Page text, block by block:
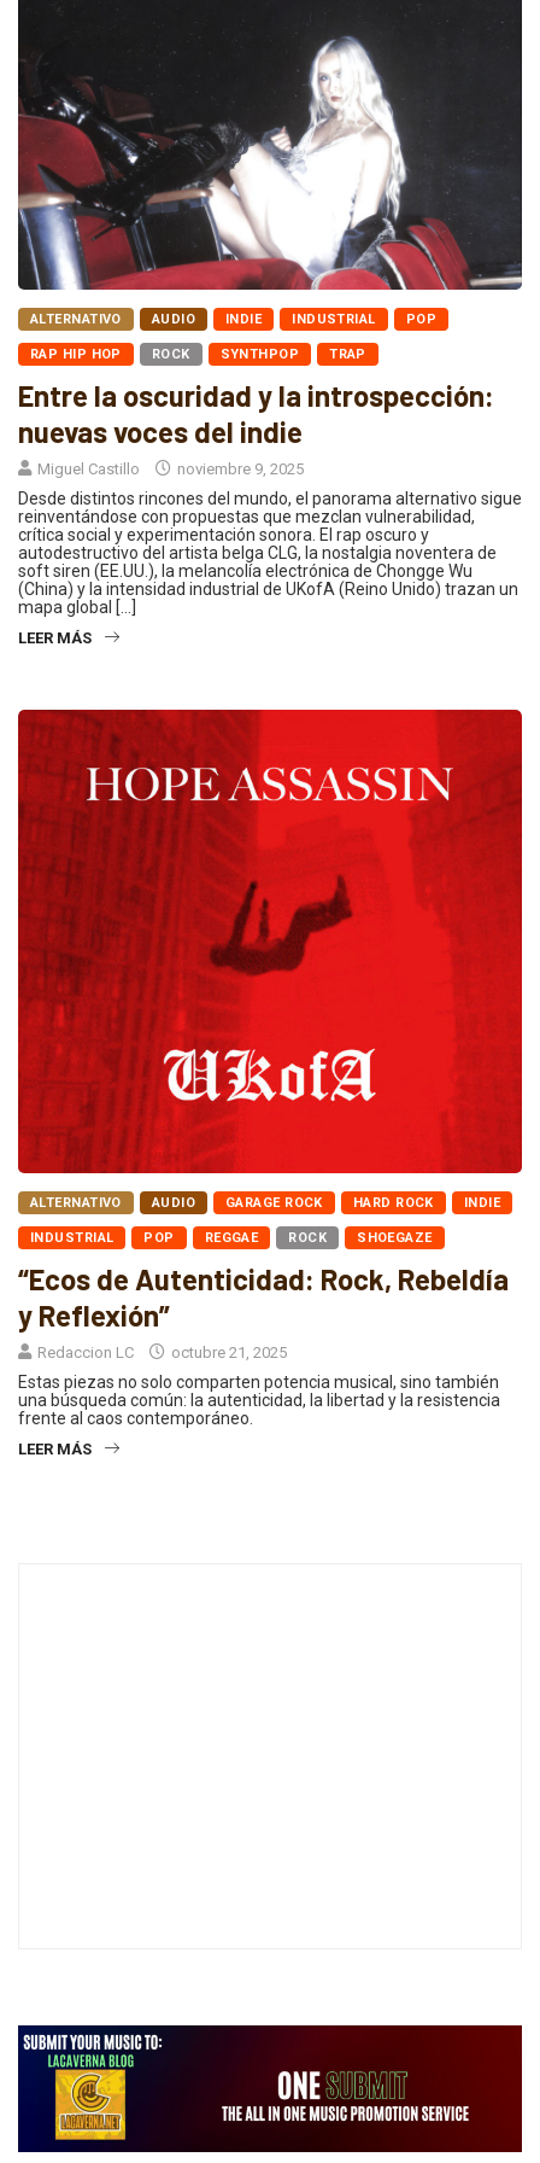
ALTERNATIVO AUDIO INDIE INDUSTRIAL POP
RAP HIP HOP ROCK SYNTHPOP TRAP
Entre la oscuridad y la introspección:
nuevas voces del indie
Miguel Castillo noviembre 9, 2025
Desde distintos rincones del mundo, el panorama alternativo sigue
reinventándose con propuestas que mezclan vulnerabilidad,
crítica social y experimentación sonora. El rap oscuro y
autodestructivo del artista belga CLG, la nostalgia noventera de
soft siren (EE.UU.), la melancolía electrónica de Chongge Wu
(China) y la intensidad industrial de UKofA (Reino Unido) trazan un
mapa global […]
LEER MÁS
ALTERNATIVO AUDIO GARAGE ROCK HARD ROCK INDIE
INDUSTRIAL POP REGGAE ROCK SHOEGAZE
“Ecos de Autenticidad: Rock, Rebeldía
y Reflexión”
Redaccion LC octubre 21, 2025
Estas piezas no solo comparten potencia musical, sino también
una búsqueda común: la autenticidad, la libertad y la resistencia
frente al caos contemporáneo.
LEER MÁS